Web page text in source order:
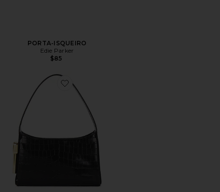
PORTA-ISQUEIRO
Edie Parker
$85
Favorite Burn Shoulder Bag